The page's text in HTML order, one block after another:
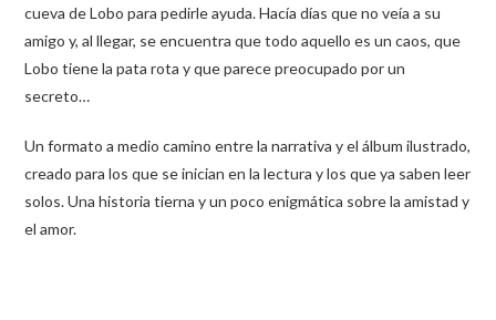
cueva de Lobo para pedirle ayuda. Hacía días que no veía a su
amigo y, al llegar, se encuentra que todo aquello es un caos, que
Lobo tiene la pata rota y que parece preocupado por un
secreto…
Un formato a medio camino entre la narrativa y el álbum ilustrado,
creado para los que se inician en la lectura y los que ya saben leer
solos. Una historia tierna y un poco enigmática sobre la amistad y
el amor.